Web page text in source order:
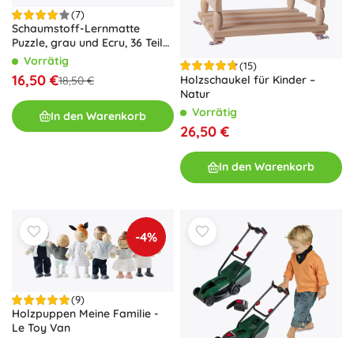
(7)
Schaumstoff-Lernmatte
Puzzle, grau und Ecru, 36 Teile,
150 × 150 cm
Vorrätig
16,50 €18,50 €
In den Warenkorb
(15)
Holzschaukel für Kinder –
Natur
Vorrätig
26,50 €
In den Warenkorb
-4%
(9)
Holzpuppen Meine Familie -
Le Toy Van